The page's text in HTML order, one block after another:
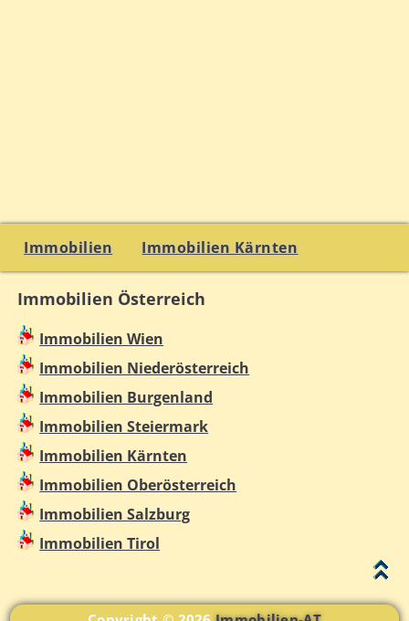
Immobilien Immobilien Kärnten
Immobilien Österreich
Immobilien Wien
Immobilien Niederösterreich
Immobilien Burgenland
Immobilien Steiermark
Immobilien Kärnten
Immobilien Oberösterreich
Immobilien Salzburg
Immobilien Tirol